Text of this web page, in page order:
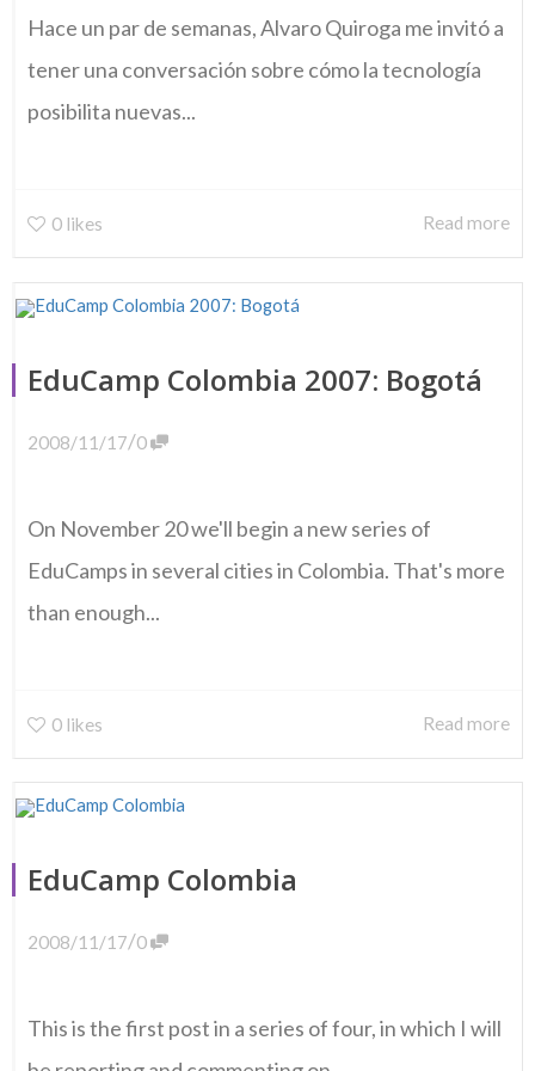
Hace un par de semanas, Alvaro Quiroga me invitó a
tener una conversación sobre cómo la tecnología
posibilita nuevas...
0 likes Read more
EduCamp Colombia 2007: Bogotá
2008/11/17/0
On November 20 we'll begin a new series of
EduCamps in several cities in Colombia. That's more
than enough...
0 likes Read more
EduCamp Colombia
2008/11/17/0
This is the first post in a series of four, in which I will